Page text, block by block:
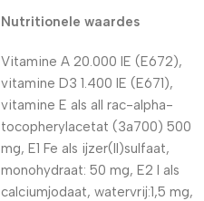
Nutritionele waardes
Vitamine A 20.000 IE (E672),
vitamine D3 1.400 IE (E671),
vitamine E als all rac-alpha-
tocopherylacetat (3a700) 500
mg, E1 Fe als ijzer(II)sulfaat,
monohydraat: 50 mg, E2 I als
calciumjodaat, watervrij:1,5 mg,